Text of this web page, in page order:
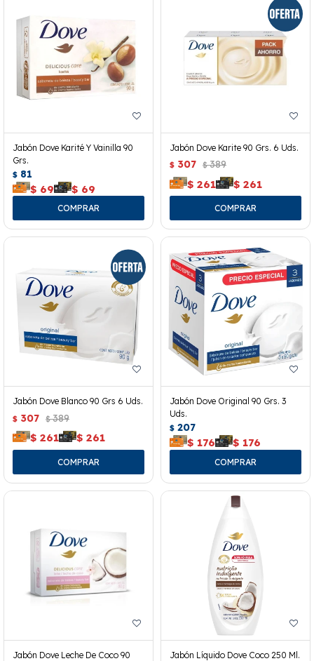
Jabón Dove Karité Y Vainilla 90
Grs.
$ 81
$ 69 $ 69
Jabón Dove Karite 90 Grs. 6 Uds.
$ 307 $ 389
$ 261 $ 261
Jabón Dove Blanco 90 Grs 6 Uds.
$ 307 $ 389
$ 261 $ 261
Jabón Dove Original 90 Grs. 3
Uds.
$ 207
$ 176 $ 176
Jabón Dove Leche De Coco 90
Jabón Líquido Dove Coco 250 Ml.